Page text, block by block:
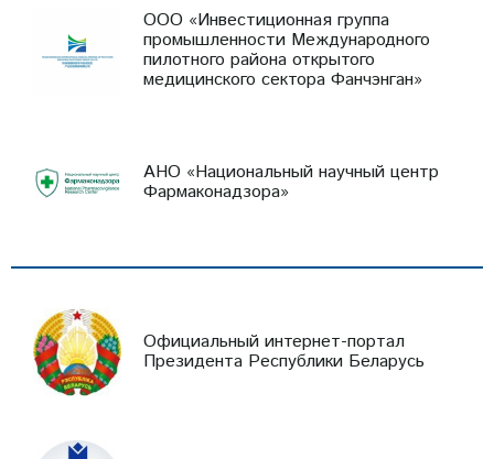
ООО «Инвестиционная группа
промышленности Международного
пилотного района открытого
медицинского сектора Фанчэнган»
АНО «Национальный научный центр
Фармаконадзора»
Официальный интернет-портал
Президента Республики Беларусь